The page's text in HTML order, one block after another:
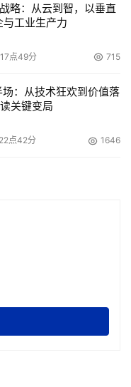
略：从云到智，以垂直
工业生产力
点49分 715
：从技术狂欢到价值落
关键变局
点42分 1646